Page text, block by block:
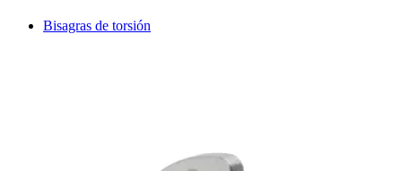
Bisagras de torsión